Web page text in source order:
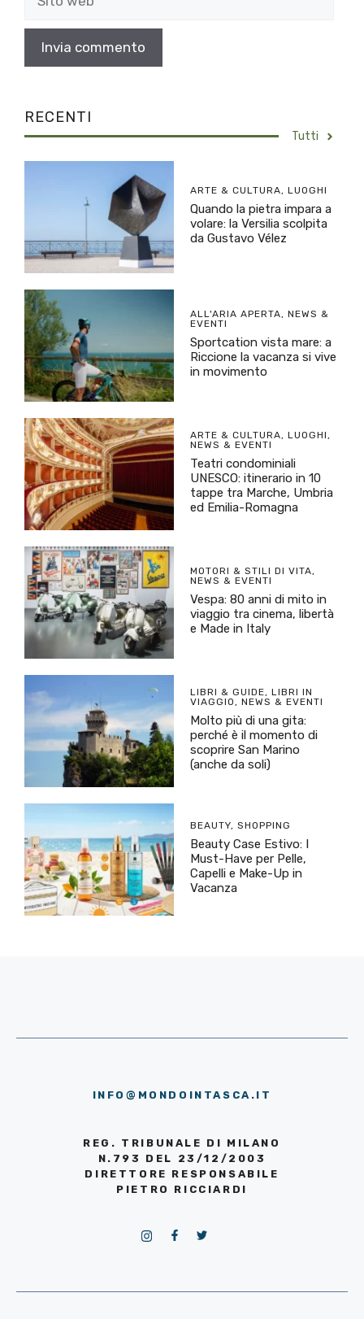
RECENTI
Tutti
ARTE & CULTURA, LUOGHI
Quando la pietra impara a
volare: la Versilia scolpita
da Gustavo Vélez
ALL'ARIA APERTA, NEWS &
EVENTI
Sportcation vista mare: a
Riccione la vacanza si vive
in movimento
ARTE & CULTURA, LUOGHI,
NEWS & EVENTI
Teatri condominiali
UNESCO: itinerario in 10
tappe tra Marche, Umbria
ed Emilia-Romagna
MOTORI & STILI DI VITA,
NEWS & EVENTI
Vespa: 80 anni di mito in
viaggio tra cinema, libertà
e Made in Italy
LIBRI & GUIDE, LIBRI IN
VIAGGIO, NEWS & EVENTI
Molto più di una gita:
perché è il momento di
scoprire San Marino
(anche da soli)
BEAUTY, SHOPPING
Beauty Case Estivo: I
Must-Have per Pelle,
Capelli e Make-Up in
Vacanza
INFO@MONDOINTASCA.IT
REG. TRIBUNALE DI MILANO
N.793 DEL 23/12/2003
DIRETTORE RESPONSABILE
PIETRO RICCIARDI